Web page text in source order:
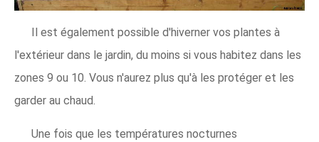
Il est également possible d'hiverner vos plantes à
l'extérieur dans le jardin, du moins si vous habitez dans les
zones 9 ou 10. Vous n'aurez plus qu'à les protéger et les
garder au chaud.
Une fois que les températures nocturnes